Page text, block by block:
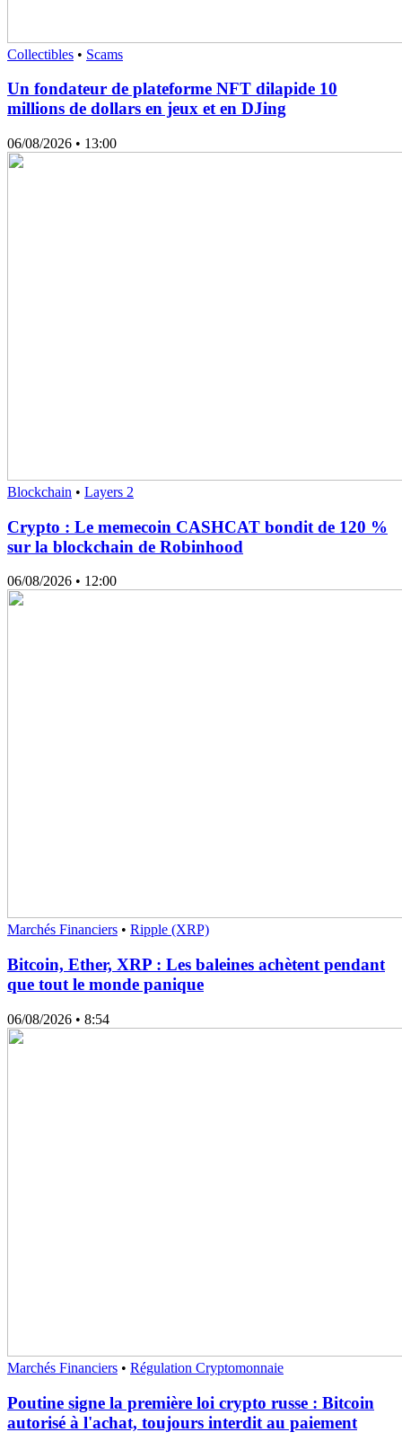
Collectibles • Scams
Un fondateur de plateforme NFT dilapide 10
millions de dollars en jeux et en DJing
06/08/2026 • 13:00
Blockchain • Layers 2
Crypto : Le memecoin CASHCAT bondit de 120 %
sur la blockchain de Robinhood
06/08/2026 • 12:00
Marchés Financiers • Ripple (XRP)
Bitcoin, Ether, XRP : Les baleines achètent pendant
que tout le monde panique
06/08/2026 • 8:54
Marchés Financiers • Régulation Cryptomonnaie
Poutine signe la première loi crypto russe : Bitcoin
autorisé à l'achat, toujours interdit au paiement